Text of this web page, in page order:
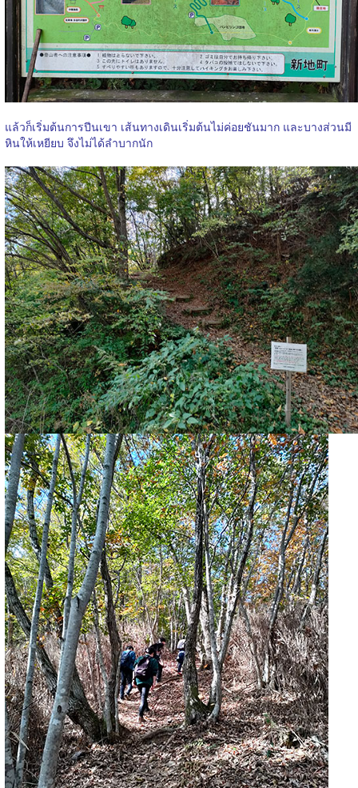
แล้วก็เริ่มต้นการปีนเขา เส้นทางเดินเริ่มต้นไม่ค่อยชันมาก และบางส่วนมี
หินให้เหยียบ จึงไม่ได้ลำบากนัก